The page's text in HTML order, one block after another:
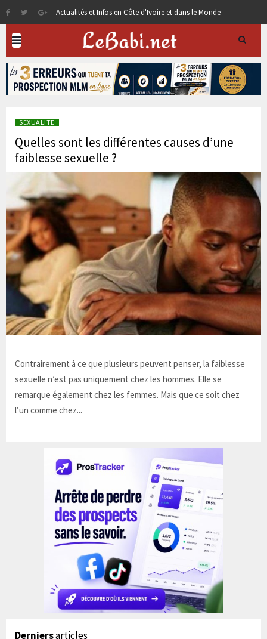
Actualités et Infos en Côte d'Ivoire et dans le Monde
SEXUALITE
Quelles sont les différentes causes d’une
faiblesse sexuelle ?
Contrairement à ce que plusieurs peuvent penser, la faiblesse
sexuelle n’est pas uniquement chez les hommes. Elle se
remarque également chez les femmes. Mais que ce soit chez
l’un comme chez...
Derniersarticles